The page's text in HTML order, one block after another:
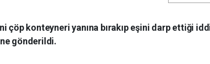
çöp konteyneri yanına bırakıp eşini darp ettiği
gönderildi.